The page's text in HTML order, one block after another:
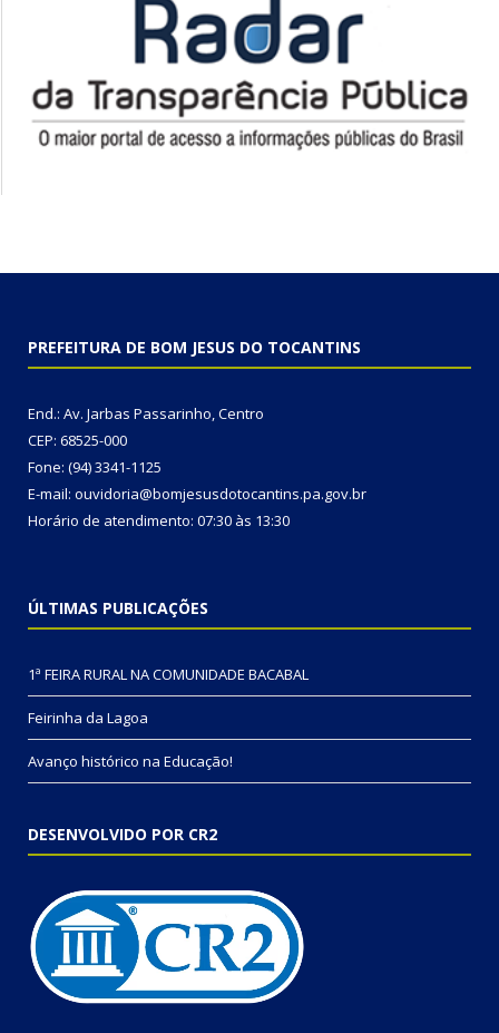
PREFEITURA DE BOM JESUS DO TOCANTINS
End.: Av. Jarbas Passarinho, Centro
CEP: 68525-000
Fone: (94) 3341-1125
E-mail: ouvidoria@bomjesusdotocantins.pa.gov.br
Horário de atendimento: 07:30 às 13:30
ÚLTIMAS PUBLICAÇÕES
1ª FEIRA RURAL NA COMUNIDADE BACABAL
Feirinha da Lagoa
Avanço histórico na Educação!
DESENVOLVIDO POR CR2